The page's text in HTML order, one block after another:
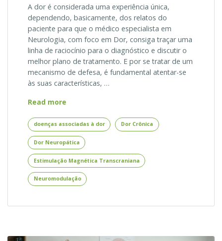
A dor é considerada uma experiência única,
dependendo, basicamente, dos relatos do
paciente para que o médico especialista em
Neurologia, com foco em Dor, consiga traçar uma
linha de raciocínio para o diagnóstico e discutir o
melhor plano de tratamento. E por se tratar de um
mecanismo de defesa, é fundamental atentar-se
às suas características, …
Read more
Transcraniana
para
Dor
e
suas
Principais
Doenças
doenças associadas à dor Dor Crônica
Dor Neuropática
Estimulação Magnética Transcraniana
Neuromodulação